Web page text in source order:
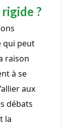
?
qui peut
raison
à se
aux
débats
la